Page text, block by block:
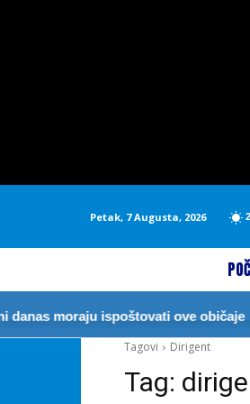
Petak, 7 Augusta, 2026
moraju ispoštovati ove običaje
Tagovi
Dirigent
Tag: